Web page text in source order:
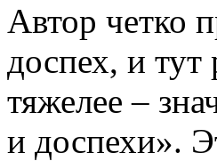
Автор четко
доспех, и
тяжелее –
и доспехи».